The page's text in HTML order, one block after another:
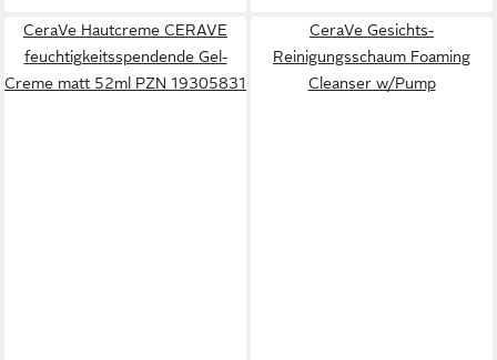
CeraVe Hautcreme CERAVE
feuchtigkeitsspendende Gel-
Creme matt 52ml PZN 19305831
CeraVe Gesichts-
Reinigungsschaum Foaming
Cleanser w/Pump